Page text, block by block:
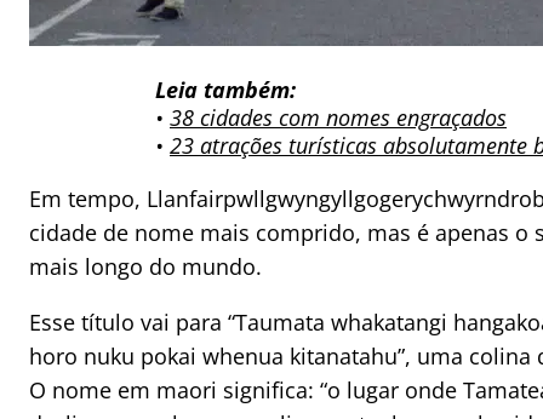
Leia também:
• 38 cidades com nomes engraçados
• 23 atrações turísticas absolutamente
Em tempo,
cidade de nome mais comprido, mas é apenas
mais longo do mundo.
Esse título vai para “Taumata whakatangi
horo nuku pokai whenua kitanatahu”, uma
O nome em maori significa: “o lugar onde